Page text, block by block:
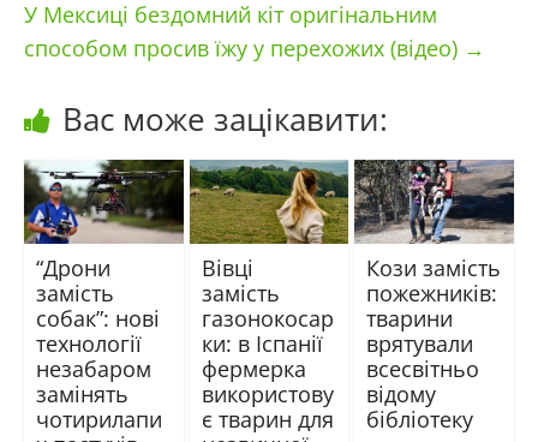
У Мексиці бездомний кіт оригінальним
способом просив їжу у перехожих (відео) →
Вас може зацікавити:
“Дрони
замість
собак”: нові
технології
незабаром
замінять
чотирилапи
Вівці
замість
газонокосар
ки: в Іспанії
фермерка
використову
є тварин для
Кози замість
пожежників:
тварини
врятували
всесвітньо
відому
бібліотеку